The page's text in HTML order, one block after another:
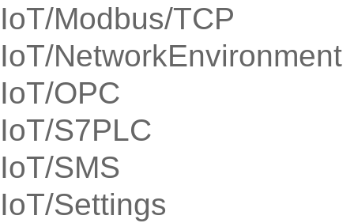
IoT/Modbus/TCP
IoT/NetworkEnvironment
IoT/OPC
IoT/S7PLC
IoT/SMS
IoT/Settings